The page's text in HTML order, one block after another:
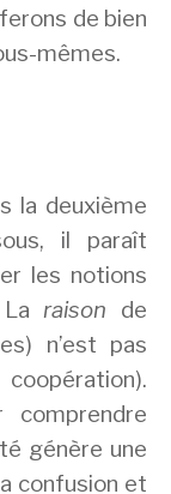
de bien
mêmes.
la deuxième
il paraît
les notions
Laraison de
n’est pas
génère une
confusion et